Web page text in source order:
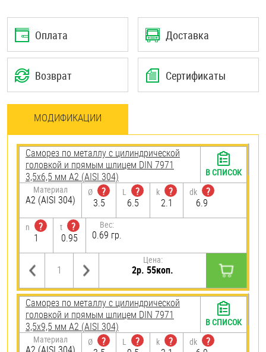
Оплата Доставка
Возврат Сертификаты
МОДИФИКАЦИИ
Саморез по металлу с цилиндрической
головкой и прямым шлицем DIN 7971
3,5х6,5 мм А2 (AISI 304)
Материал
А2 (AISI 304)
Ø
?
3.5
L
?
6.5
k
?
2.1
dk
?
6.9
n
?
1
t
?
0.95
Вес:
0.69 гр.
Цена:
2р. 55коп.
В СПИСОК
Саморез по металлу с цилиндрической
головкой и прямым шлицем DIN 7971
3,5х9,5 мм А2 (AISI 304)
Материал Ø
?
L
?
k
?
dk
?
В СПИСОК